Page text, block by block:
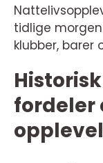
tidlige
klubber, barer
fordeler